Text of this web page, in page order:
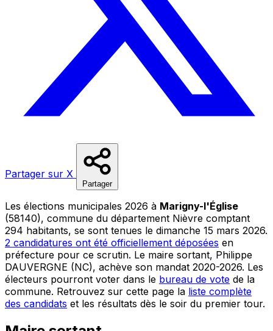
Partager sur X
Partager
Les élections municipales 2026 à Marigny-l'Église
(58140), commune du département Nièvre comptant
294 habitants, se sont tenues le dimanche 15 mars 2026.
2 candidatures ont été officiellement déposées en
préfecture pour ce scrutin. Le maire sortant, Philippe
DAUVERGNE (NC), achève son mandat 2020-2026. Les
électeurs pourront voter dans le bureau de vote de la
commune. Retrouvez sur cette page la liste complète
des candidats et les résultats dès le soir du premier tour.